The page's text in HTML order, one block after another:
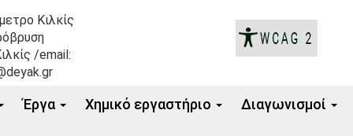
Κιλκίς
/email:
Έργα Xημικό εργαστήριο Διαγωνισμοί